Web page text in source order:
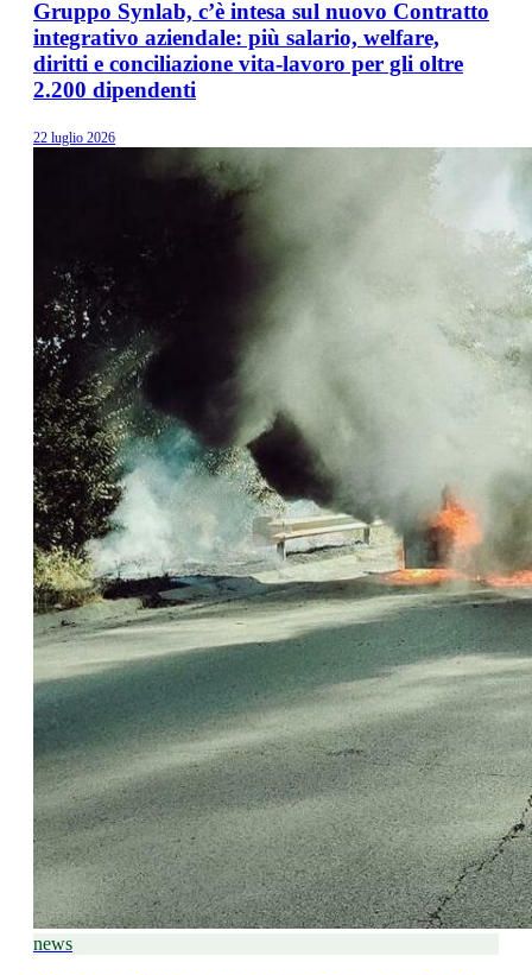
Gruppo Synlab, c’è intesa sul nuovo Contratto
integrativo aziendale: più salario, welfare,
diritti e conciliazione vita-lavoro per gli oltre
2.200 dipendenti
22 luglio 2026
news